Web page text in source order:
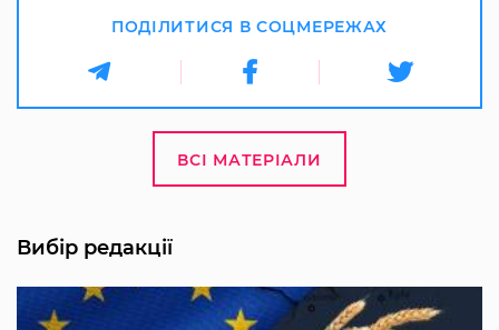
ПОДІЛИТИСЯ В СОЦМЕРЕЖАХ
ВСІ МАТЕРІАЛИ
Вибір редакції